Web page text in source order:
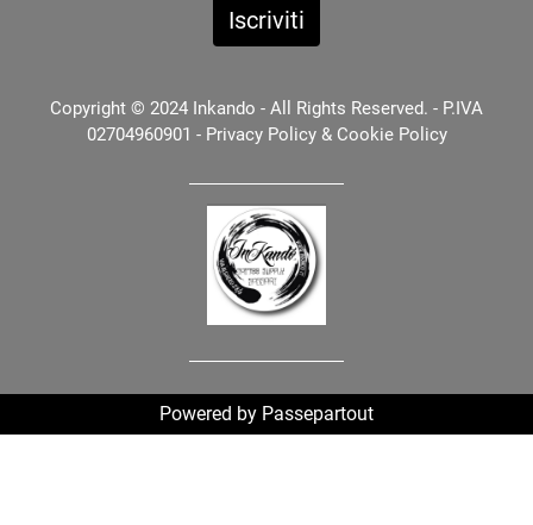
Copyright © 2024 Inkando - All Rights Reserved. - P.IVA
02704960901 - Privacy Policy& Cookie Policy
Powered by Passepartout